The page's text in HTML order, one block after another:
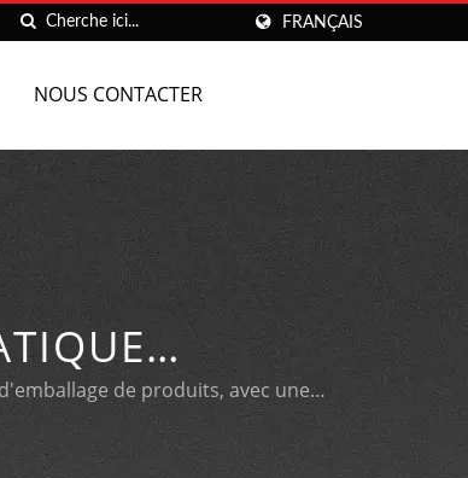
FRANÇAIS
NOUS CONTACTER
RAPIDE
de produits, avec une